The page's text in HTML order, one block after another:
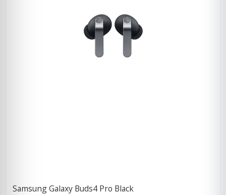
Samsung Galaxy Buds4 Pro Black